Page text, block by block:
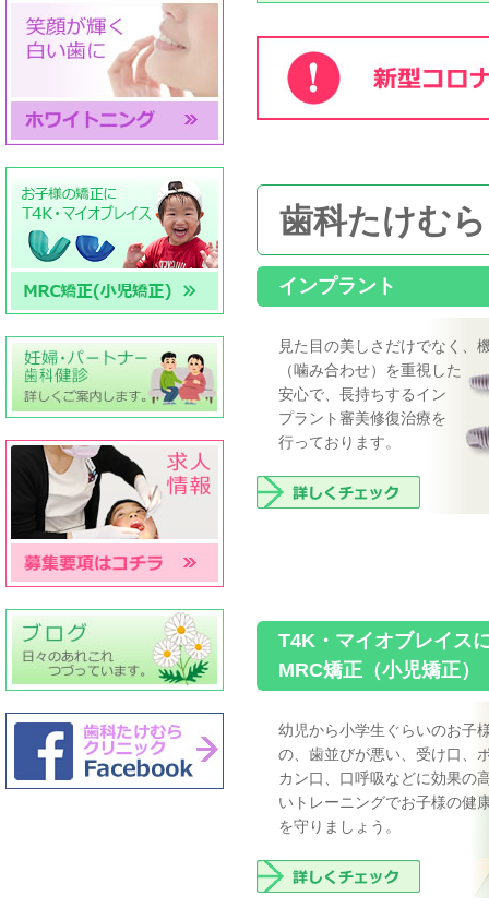
歯科たけむ
インプラント
見た目の美しさだけでなく、
（噛み合わせ）を重視した
安心で、長持ちするイン
プラント審美修復治療を
行っております。
T4K・マイオブレイス
MRC矯正（小児矯正）
幼児から小学生ぐらいのお子
の、歯並びが悪い、受け口、
カン口、口呼吸などに効果の
いトレーニングでお子様の健
を守りましょう。